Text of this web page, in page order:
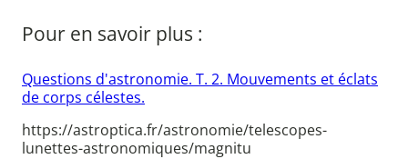
Pour en savoir plus :
Questions d'astronomie. T. 2. Mouvements et éclats
de corps célestes.
https://astroptica.fr/astronomie/telescopes-
lunettes-astronomiques/magnitu